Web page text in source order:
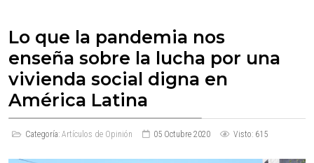
Lo que la pandemia nos
enseña sobre la lucha por una
vivienda social digna en
América Latina
Categoría: Artículos de Opinión 05 Octubre 2020 Visto: 615